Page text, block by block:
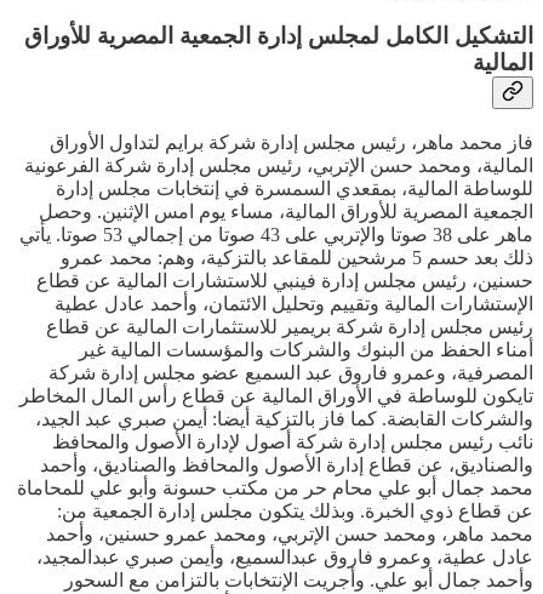
التشكيل الكامل لمجلس إدارة الجمعية المصرية للأوراق
المالية
فاز محمد ماهر، رئيس مجلس إدارة شركة برايم لتداول الأوراق
المالية، ومحمد حسن الإتربي، رئيس مجلس إدارة شركة الفرعونية
للوساطة المالية، بمقعدي السمسرة في إنتخابات مجلس إدارة
الجمعية المصرية للأوراق المالية، مساء يوم امس الإثنين. وحصل
ماهر على 38 صوتا والإتربي على 43 صوتا من إجمالي 53 صوتا. يأتي
ذلك بعد حسم 5 مرشحين للمقاعد بالتزكية، وهم: محمد عمرو
حسنين، رئيس مجلس إدارة فينبي للاستشارات المالية عن قطاع
الإستشارات المالية وتقييم وتحليل الائتمان، وأحمد عادل عطية
رئيس مجلس إدارة شركة بريمير للاستثمارات المالية عن قطاع
أمناء الحفظ من البنوك والشركات والمؤسسات المالية غير
المصرفية، وعمرو فاروق عبد السميع عضو مجلس إدارة شركة
تايكون للوساطة في الأوراق المالية عن قطاع رأس المال المخاطر
والشركات القابضة. كما فاز بالتزكية أيضا: أيمن صبري عبد الجيد،
نائب رئيس مجلس إدارة شركة أصول لإدارة الأصول والمحافظ
والصناديق، عن قطاع إدارة الأصول والمحافظ والصناديق، وأحمد
محمد جمال أبو علي محام حر من مكتب حسونة وأبو علي للمحاماة
عن قطاع ذوي الخبرة. وبذلك يتكون مجلس إدارة الجمعية من:
محمد ماهر، ومحمد حسن الإتربي، ومحمد عمرو حسنين، وأحمد
عادل عطية، وعمرو فاروق عبدالسميع، وأيمن صبري عبدالمجيد،
وأحمد جمال أبو علي. وأجريت الإنتخابات بالتزامن مع السحور